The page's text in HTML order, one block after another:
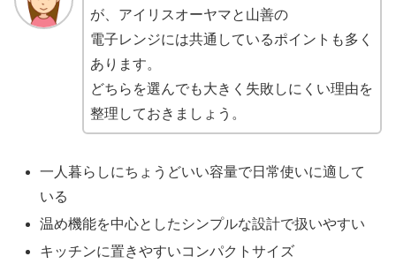
が、アイリスオーヤマと山善の
電子レンジには共通しているポイントも多く
あります。
どちらを選んでも大きく失敗しにくい理由を
整理しておきましょう。
一人暮らしにちょうどいい容量で日常使いに適して
いる
温め機能を中心としたシンプルな設計で扱いやすい
キッチンに置きやすいコンパクトサイズ